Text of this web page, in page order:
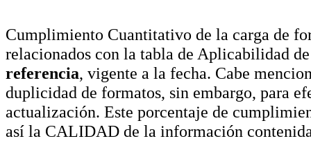
Cumplimiento Cuantitativo de la carga de
relacionados con la tabla de Aplicabilidad
referencia, vigente a la fecha. Cabe
duplicidad de formatos, sin embargo, para
actualización. Este porcentaje de
así la CALIDAD de la información